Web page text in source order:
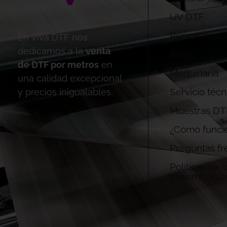
En Viva DTF nos
dedicamos a la venta
de DTF por metros en
una calidad excepcional
y precios inigualables.
UV DTF
Maquinaria
Servicio
Muestras
¿Cómo
Preguntas
Politicas de